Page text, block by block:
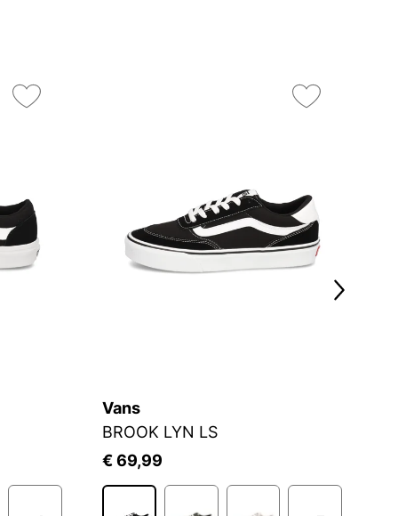
Vans
BROOK LYN LS
€ 69,99